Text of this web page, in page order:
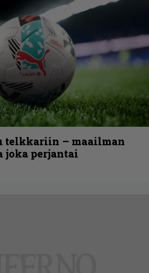
telkkariin – maailman
joka perjantai